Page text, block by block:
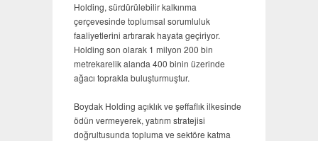
Holding, sürdürülebilir kalkınma
çerçevesinde toplumsal sorumluluk
faaliyetlerini artırarak hayata geçiriyor.
Holding son olarak 1 milyon 200 bin
metrekarelik alanda 400 binin üzerinde
ağacı toprakla buluşturmuştur.
Boydak Holding açıklık ve şeffaflık ilkesinde
ödün vermeyerek, yatırım stratejisi
doğrultusunda topluma ve sektöre katma